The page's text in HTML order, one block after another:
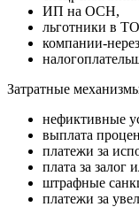
ИП на ОСН,
льготники в
компании-
Затратные
нефиктивные
выплата
платежи за
плата за залог
штрафные
платежи за